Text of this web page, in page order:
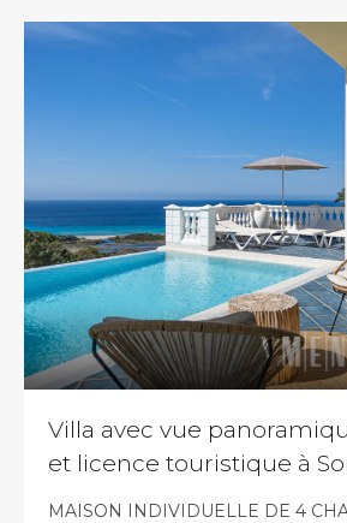
Villa avec vue
et licence touristique à
MAISON INDIVIDUELLE DE 4